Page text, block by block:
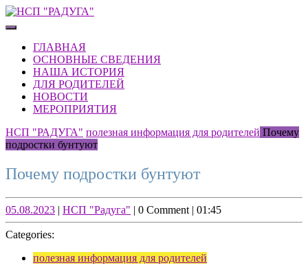
Skip
to
Skip
content
Open
ButtonГЛАВНАЯ
ОСНОВНЫЕ СВЕДЕНИЯ
НАША ИСТОРИЯ
ДЛЯ РОДИТЕЛЕЙ
НОВОСТИ
МЕРОПРИЯТИЯ
CLOSE
BUTTON
НСП "РАДУГА" полезная информация для родителей Почему
подростки бунтуют
Почему подростки бунтуют
05.08.202305.08.2023
| НСП "Радуга" НСП
"Радуга"
| 0 Comment | 01:45
Categories:
полезная информация для родителей